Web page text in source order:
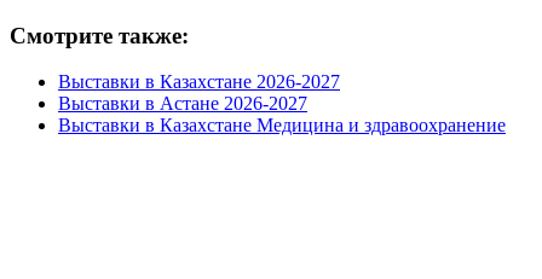
Смотрите также:
Выставки в Казахстане 2026-2027
Выставки в Астане 2026-2027
Выставки в Казахстане Медицина и здравоохранение